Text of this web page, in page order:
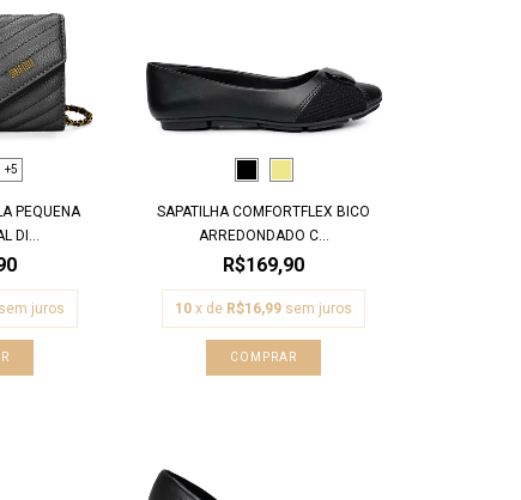
+5
PEQUENA
DI...
sem juros
SAPATILHA COMFORTFLEX BICO
ARREDONDADO C...
R$169,90
10 x de R$16,99 sem juros
COMPRAR